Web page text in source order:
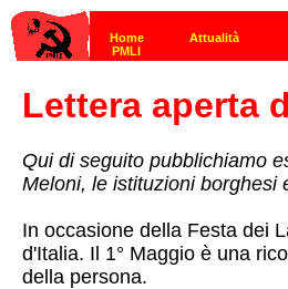
Lettera aperta
Qui di seguito pubblichiamo
Meloni, le istituzioni borghesi
In occasione della Festa dei
d'Italia. Il 1° Maggio è una
della persona.